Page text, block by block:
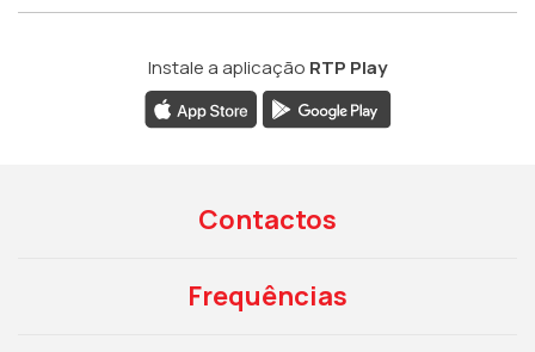
Instale a aplicação RTP Play
Contactos
Frequências